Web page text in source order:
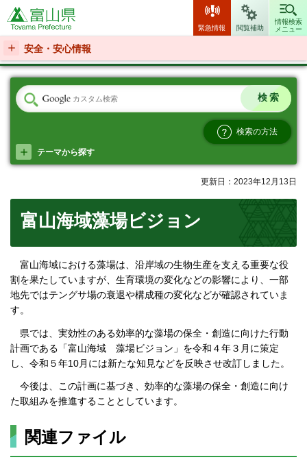
富山県
緊急情報 閲覧補助
情報検索
メニュー
安全・安心情報
検索の方法
テーマから探す
更新日：2023年12月13日
富山海域藻場ビジョン
富山海域における藻場は、沿岸域の生物生産を支える重要な役
割を果たしていますが、生育環境の変化などの影響により、一部
地先ではテングサ場の衰退や構成種の変化などが確認されていま
す。
県では、実効性のある効率的な藻場の保全・創造に向けた行動
計画である「富山海域 藻場ビジョン」を令和４年３月に策定
し、令和５年10月には新たな知見などを反映させ改訂しました。
今後は、この計画に基づき、効率的な藻場の保全・創造に向け
た取組みを推進することとしています。
関連ファイル